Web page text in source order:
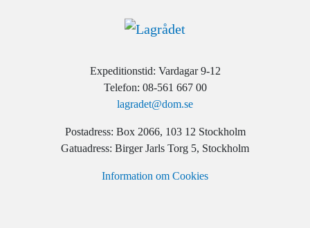
Expeditionstid: Vardagar 9-12
Telefon: 08-561 667 00
lagradet@dom.se
Postadress: Box 2066, 103 12 Stockholm
Gatuadress: Birger Jarls Torg 5, Stockholm
Information om Cookies